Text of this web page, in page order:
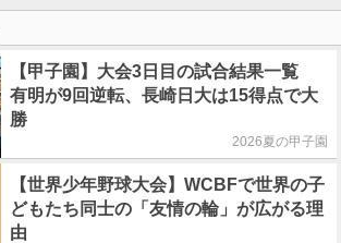
【甲子園】大会3日目の試合結果一覧
有明が9回逆転、長崎日大は15得点で大
勝
2026夏の甲子園
【世界少年野球大会】WCBFで世界の子
どもたち同士の「友情の輪」が広がる理
由